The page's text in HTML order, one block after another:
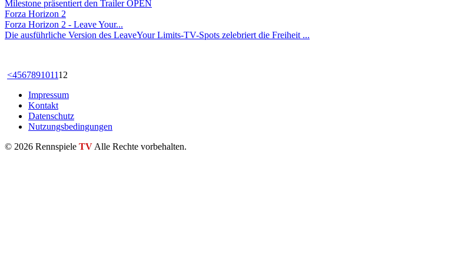
Milestone präsentiert den Trailer OPEN
Forza Horizon 2
Forza Horizon 2 - Leave Your...
Die ausführliche Version des LeaveYour Limits-TV-Spots zelebriert die Freiheit ...
<456789101112
Impressum
Kontakt
Datenschutz
Nutzungsbedingungen
© 2026 Rennspiele TV Alle Rechte vorbehalten.